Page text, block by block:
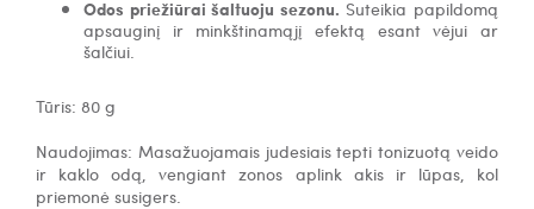
Odos priežiūrai šaltuoju sezonu. Suteikia papildomą
apsauginį ir minkštinamąjį efektą esant vėjui ar
šalčiui.
Tūris: 80 g
Naudojimas: Masažuojamais judesiais tepti tonizuotą veido
ir kaklo odą, vengiant zonos aplink akis ir lūpas, kol
priemonė susigers